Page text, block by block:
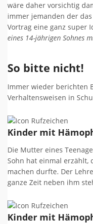
wäre daher vorsichtig
immer jemanden der
Vortrag eine ganz super
eines 14-jährigen Sohnes
So bitte nicht!
Immer wieder berichten
Verhaltensweisen in
Kinder mit
Die Mutter eines
Sohn hat einmal erzählt,
machen durfte. Der
ganze Zeit neben ihm
Kinder mit